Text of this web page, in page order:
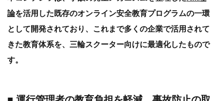
論を活用した既存のオンライン安全教育プログラムの一環
として開発されており、これまで多くの企業で活用されて
きた教育体系を、三輪スクーター向けに最適化したもので
す。